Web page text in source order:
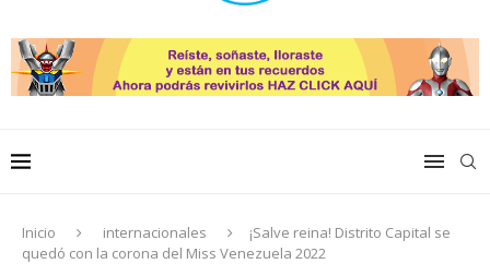
Inicio internacionales
¡Salve reina! Distrito Capital se
quedó con la corona del Miss Venezuela 2022